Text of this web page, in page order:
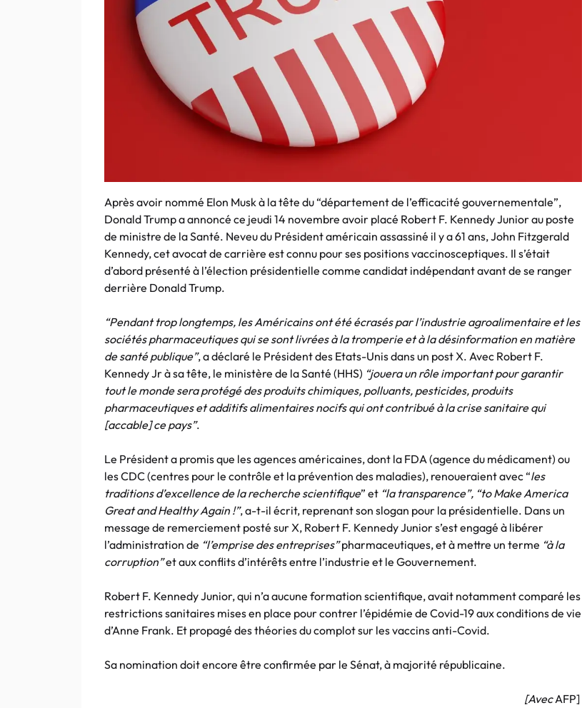
Après avoir nommé Elon Musk à la tête du “département de l’efficacité gouvernementale”,
Donald Trump a annoncé ce jeudi 14 novembre avoir placé Robert F. Kennedy Junior au poste
de ministre de la Santé. Neveu du Président américain assassiné il y a 61 ans, John Fitzgerald
Kennedy, cet avocat de carrière est connu pour ses positions vaccinosceptiques. Il s’était
d’abord présenté à l’élection présidentielle comme candidat indépendant avant de se ranger
derrière Donald Trump.
“Pendant trop longtemps, les Américains ont été écrasés par l’industrie agroalimentaire et les
sociétés pharmaceutiques qui se sont livrées à la tromperie et à la désinformation en matière
de santé publique”, a déclaré le Président des Etats-Unis dans un post X. Avec Robert F.
Kennedy Jr à sa tête, le ministère de la Santé (HHS) “jouera un rôle important pour garantir
tout le monde sera protégé des produits chimiques, polluants, pesticides, produits
pharmaceutiques et additifs alimentaires nocifs qui ont contribué à la crise sanitaire qui
[accable] ce pays”.
Le Président a promis que les agences américaines, dont la FDA (agence du médicament) ou
les CDC (centres pour le contrôle et la prévention des maladies), renoueraient avec “les
traditions d’excellence de la recherche scientifique” et “la transparence”, “to Make America
Great and Healthy Again !”, a-t-il écrit, reprenant son slogan pour la présidentielle. Dans un
message de remerciement posté sur X, Robert F. Kennedy Junior s’est engagé à libérer
l’administration de “l’emprise des entreprises”pharmaceutiques, et à mettre un terme “à la
corruption”et aux conflits d’intérêts entre l’industrie et le Gouvernement.
Robert F. Kennedy Junior, qui n’a aucune formation scientifique, avait notamment comparé les
restrictions sanitaires mises en place pour contrer l’épidémie de Covid-19 aux conditions de vie
d’Anne Frank. Et propagé des théories du complot sur les vaccins anti-Covid.
Sa nomination doit encore être confirmée par le Sénat, à majorité républicaine.
[AvecAFP]